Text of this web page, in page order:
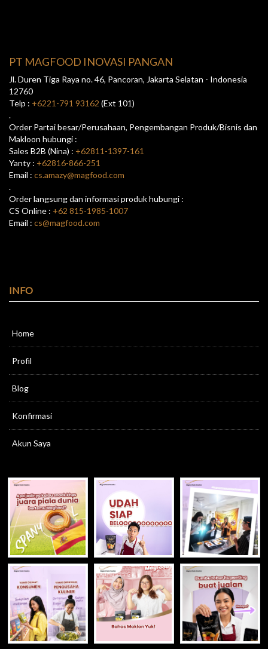
PT MAGFOOD INOVASI PANGAN
Jl. Duren Tiga Raya no. 46, Pancoran, Jakarta Selatan - Indonesia
12760
Telp : +6221-791 93162 (Ext 101)
.
Order Partai besar/Perusahaan, Pengembangan Produk/Bisnis dan
Makloon hubungi :
Sales B2B (Nina) : +62811-1397-161
Yanty : +62816-866-251
Email : cs.amazy@magfood.com
.
Order langsung dan informasi produk hubungi :
CS Online : +62 815-1985-1007
Email : cs@magfood.com
INFO
Home
Profil
Blog
Konfirmasi
Akun Saya